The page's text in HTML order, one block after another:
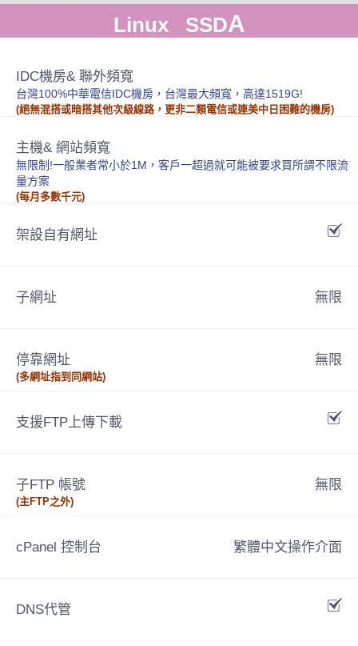
Linux SSDA
IDC機房& 聯外頻寬
台灣100%中華電信IDC機房，台灣最大頻寬，高達1519G!
(絕無混搭或暗搭其他次級線路，更非二類電信或連美中日困難的機房)
主機& 網站頻寬
無限制!一般業者常小於1M，客戶一超過就可能被要求買所謂不限流
量方案
(每月多數千元)
架設自有網址
子網址 無限
停靠網址
(多網址指到同網站)
無限
支援FTP上傳下載
子FTP 帳號
(主FTP之外)
無限
cPanel 控制台 繁體中文操作介面
DNS代管